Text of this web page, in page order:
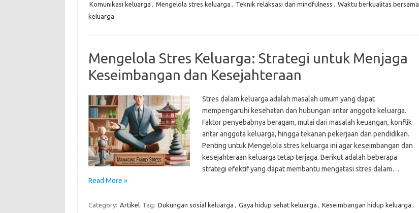
Komunikasi keluarga , Mengelola stres keluarga , Teknik relaksasi dan mindfulness , Waktu berkualitas bersama
keluarga
Mengelola Stres Keluarga: Strategi untuk Menjaga
Keseimbangan dan Kesejahteraan
Stres dalam keluarga adalah masalah umum yang dapat
mempengaruhi kesehatan dan hubungan antar anggota keluarga.
Faktor penyebabnya beragam, mulai dari masalah keuangan, konflik
antar anggota keluarga, hingga tekanan pekerjaan dan pendidikan.
Penting untuk Mengelola stres keluarga ini agar keseimbangan dan
kesejahteraan keluarga tetap terjaga. Berikut adalah beberapa
strategi efektif yang dapat membantu mengatasi stres dalam…
Read More »
Category: Artikel Tag: Dukungan sosial keluarga , Gaya hidup sehat keluarga , Keseimbangan hidup keluarga ,